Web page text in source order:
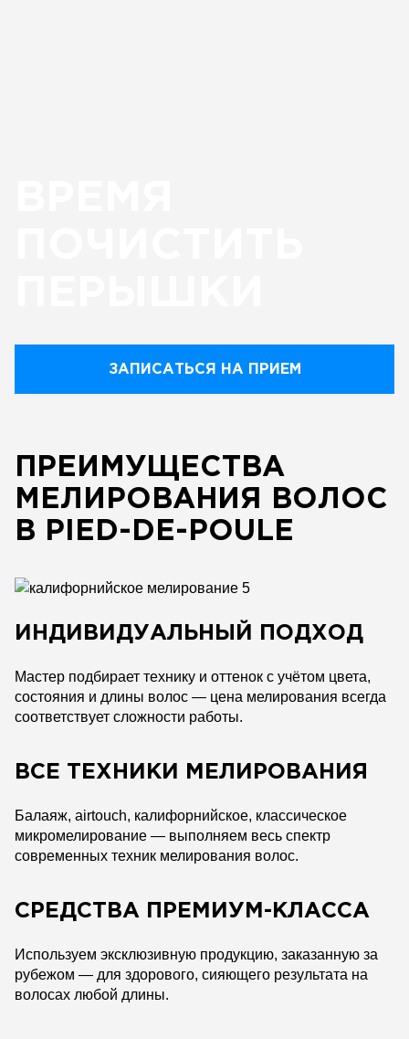
ЗАПИСАТЬСЯ НА ПРИЕМ
ПРЕИМУЩЕСТВА
МЕЛИРОВАНИЯ ВОЛОС
В PIED-DE-POULE
ИНДИВИДУАЛЬНЫЙ ПОДХОД
Мастер подбирает технику и оттенок с учётом цвета,
состояния и длины волос — цена мелирования всегда
соответствует сложности работы.
ВСЕ ТЕХНИКИ МЕЛИРОВАНИЯ
Балаяж, airtouch, калифорнийское, классическое
микромелирование — выполняем весь спектр
современных техник мелирования волос.
СРЕДСТВА ПРЕМИУМ-КЛАССА
Используем эксклюзивную продукцию, заказанную за
рубежом — для здорового, сияющего результата на
волосах любой длины.